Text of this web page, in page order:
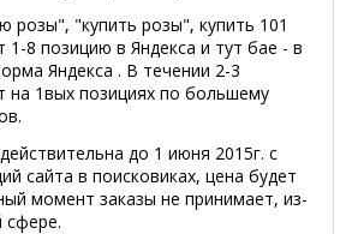
розы", "купить розы", купить 101
1-8 позицию в Яндекса и тут бае - в
Яндекса . В течении 2-3
на 1вых позициях по большему
до 1 июня 2015г. с
сайта в поисковиках, цена будет
момент заказы не принимает, из-
сфере.